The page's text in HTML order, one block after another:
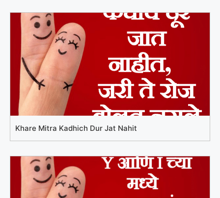
Khare Mitra Kadhich Dur Jat Nahit